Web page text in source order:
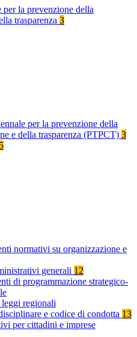
per la prevenzione della
trasparenza 3
per la prevenzione della
e della trasparenza (PTPCT) 3
normativi su organizzazione e
generali 12
di programmazione strategico-
leggi regionali
e codice di condotta 13
per cittadini e imprese